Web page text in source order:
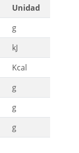
Unidad
g
kJ
Kcal
g
g
g